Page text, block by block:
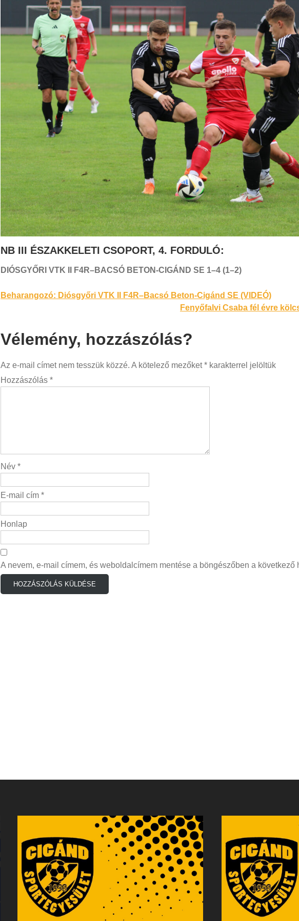
NB III ÉSZAKKELETI CSOPORT, 4. FORDULÓ:
DIÓSGYŐRI VTK II F4R–BACSÓ BETON-CIGÁND SE 1–4 (1–2)
Bejegyzés
Beharangozó: Diósgyőri VTK II F4R–Bacsó Beton-Cigánd SE (VIDEÓ)
Fenyőfalvi Csaba fél évre
Vélemény, hozzászólás?
Az e-mail címet nem tesszük közzé. A kötelező mezőket* karakterrel jelöltük
Hozzászólás *
Név *
E-mail cím *
Honlap
A nevem, e-mail címem, és weboldalcímem mentése a böngészőben a következő